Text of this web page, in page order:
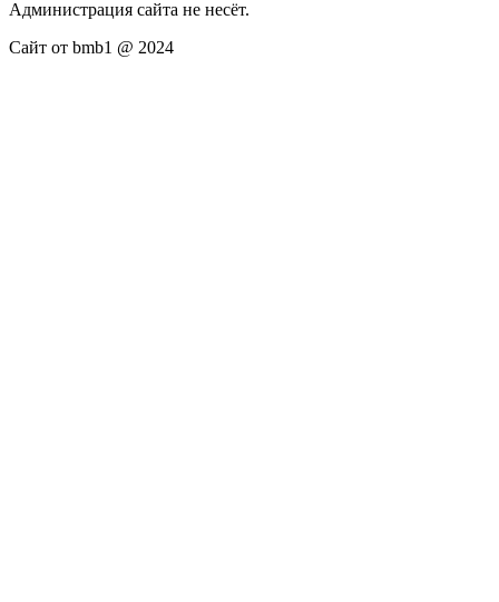
Администрация сайта не несёт.
Сайт от bmb1 @ 2024